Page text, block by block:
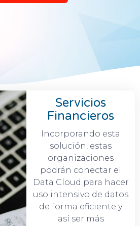
Servicios
Financieros
Incorporando esta
solución, estas
organizaciones
podrán conectar el
Data Cloud para hacer
uso intensivo de datos
de forma eficiente y
así ser más